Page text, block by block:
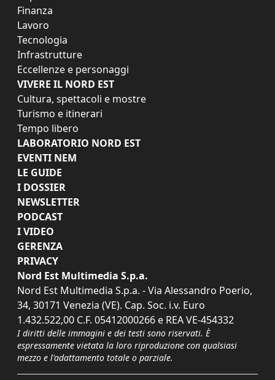
Finanza
Lavoro
Tecnologia
Infrastrutture
Eccellenze e personaggi
VIVERE IL NORD EST
Cultura, spettacoli e mostre
Turismo e itinerari
Tempo libero
LABORATORIO NORD EST
EVENTI NEM
LE GUIDE
I DOSSIER
NEWSLETTER
PODCAST
I VIDEO
GERENZA
PRIVACY
Nord Est Multimedia S.p.a.
Nord Est Multimedia S.p.a. - Via Alessandro Poerio,
34, 30171 Venezia (VE). Cap. Soc. i.v. Euro
1.432.522,00 C.F. 05412000266 e REA VE-454332
I diritti delle immagini e dei testi sono riservati. È
espressamente vietata la loro riproduzione con qualsiasi
mezzo e l'adattamento totale o parziale.